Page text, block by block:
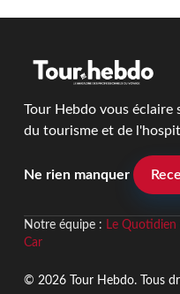
Tour Hebdo vous éclaire
du tourisme et de
Ne rien manquer
Notre équipe : Le Quotidien
Car
© 2026 Tour Hebdo. Tous